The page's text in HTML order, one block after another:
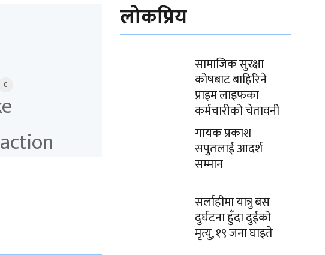
0
लोकप्रिय
सामाजिक सुरक्षा
कोषबाट बाहिरिने
प्राइम लाइफका
कर्मचारीको चेतावनी
गायक प्रकाश
सपुतलाई आदर्श
सम्मान
सर्लाहीमा यात्रु बस
दुर्घटना हुँदा दुईको
मृत्यु, १९ जना घाइते